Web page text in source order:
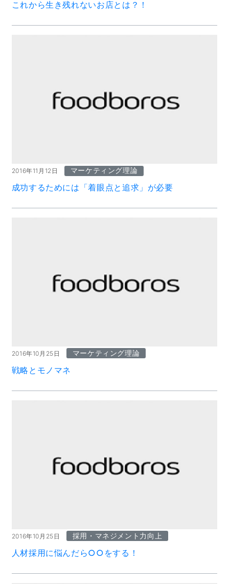
これから生き残れないお店とは？！
2016年11月12日 マーケティング理論
成功するためには「着眼点と追求」が必要
2016年10月25日 マーケティング理論
戦略とモノマネ
2016年10月25日 採用・マネジメント力向上
人材採用に悩んだら○○をする！